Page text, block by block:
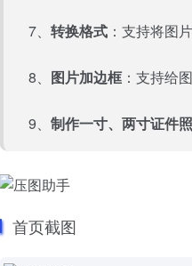
7、 转换格式 ：支持将图
8、 图片加边框：支持给
9、 制作一寸、两寸证件照
首页截图